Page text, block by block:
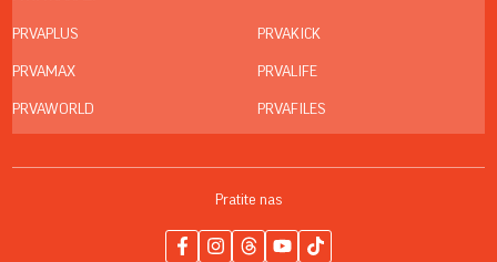
PRVAPLUS
PRVAMAX
PRVAWORLD
PRVAKICK
PRVALIFE
PRVAFILES
Pratite nas